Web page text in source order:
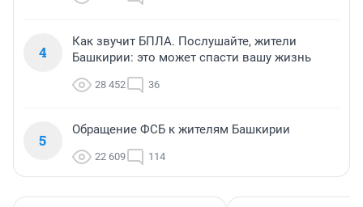
4
Как звучит БПЛА. Послушайте, жители
Башкирии: это может спасти вашу жизнь
28 452 36
5
Обращение ФСБ к жителям Башкирии
22 609 114